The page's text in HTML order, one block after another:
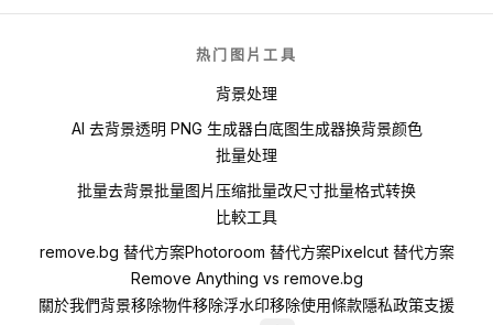
热门图片工具
背景处理
AI 去背景透明 PNG 生成器白底图生成器换背景颜色
批量处理
批量去背景批量图片压缩批量改尺寸批量格式转换
比較工具
remove.bg 替代方案Photoroom 替代方案Pixelcut 替代方案
Remove Anything vs remove.bg
關於我們背景移除物件移除浮水印移除使用條款隱私政策支援